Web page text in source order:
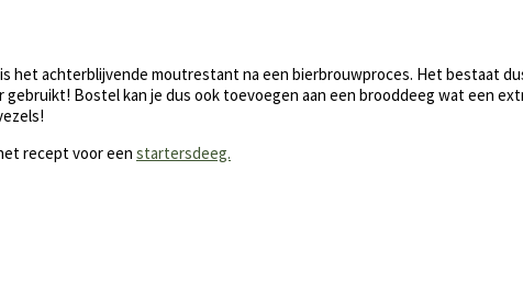
achterblijvende moutrestant na een bierbrouwproces. Het bestaat
Bostel kan je dus ook toevoegen aan een brooddeeg wat een
recept voor een startersdeeg.